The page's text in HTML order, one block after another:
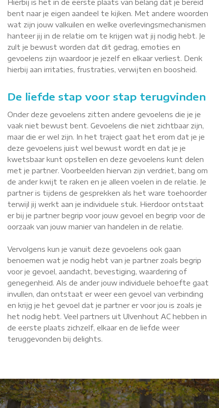
Hierbij is het in de eerste plaats van belang dat je bereid
bent naar je eigen aandeel te kijken. Met andere woorden
wat zijn jouw valkuilen en welke overlevingsmechanismen
hanteer jij in de relatie om te krijgen wat jij nodig hebt. Je
zult je bewust worden dat dit gedrag, emoties en
gevoelens zijn waardoor je jezelf en elkaar verliest. Denk
hierbij aan irritaties, frustraties, verwijten en boosheid.
De liefde stap voor stap terugvinden
Onder deze gevoelens zitten andere gevoelens die je je
vaak niet bewust bent. Gevoelens die niet zichtbaar zijn,
maar die er wel zijn. In het traject gaat het erom dat je je
deze gevoelens juist wel bewust wordt en dat je je
kwetsbaar kunt opstellen en deze gevoelens kunt delen
met je partner. Voorbeelden hiervan zijn verdriet, bang om
de ander kwijt te raken en je alleen voelen in de relatie. Je
partner is tijdens de gesprekken als het ware toehoorder
terwijl jij werkt aan je individuele stuk. Hierdoor ontstaat
er bij je partner begrip voor jouw gevoel en begrip voor de
oorzaak van jouw manier van handelen in de relatie.
Vervolgens kun je vanuit deze gevoelens ook gaan
benoemen wat je nodig hebt van je partner zoals begrip
voor je gevoel, aandacht, bevestiging, waardering of
genegenheid. Als de ander jouw individuele behoefte gaat
invullen, dan ontstaat er weer een gevoel van verbinding
en krijg je het gevoel dat je partner er voor jou is zoals je
het nodig hebt. Veel partners uit Ulvenhout AC hebben in
de eerste plaats zichzelf, elkaar en de liefde weer
teruggevonden bij delights.